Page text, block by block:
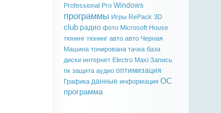
Professional Pro Windows
программы Игры RePack 3D
club радио фото Microsoft House
тюнинг тюнинг авто авто Черная
Машина тонирована тачка база
диски интернет Electro Maxi Запись
пк защита аудио оптимизация
Графика данные информация ОС
программа